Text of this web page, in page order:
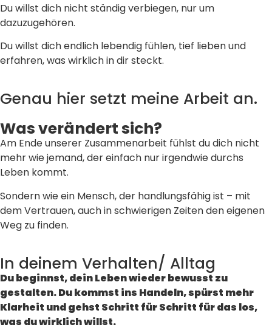
Du willst dich nicht ständig verbiegen, nur um
dazuzugehören.
Du willst dich endlich lebendig fühlen, tief lieben und
erfahren, was wirklich in dir steckt.
Genau hier setzt meine Arbeit an.
Was verändert sich?
Am Ende unserer Zusammenarbeit fühlst du dich nicht
mehr wie jemand, der einfach nur irgendwie durchs
Leben kommt.
Sondern wie ein Mensch, der handlungsfähig ist – mit
dem Vertrauen, auch in schwierigen Zeiten den eigenen
Weg zu finden.
In deinem Verhalten/ Alltag
Du beginnst, dein Leben wieder bewusst zu
gestalten. Du kommst ins Handeln, spürst mehr
Klarheit und gehst Schritt für Schritt für das los,
was du wirklich willst.